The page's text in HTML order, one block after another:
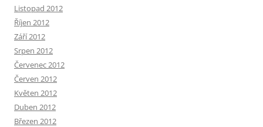
Listopad 2012
Říjen 2012
Září 2012
Srpen 2012
Červenec 2012
Červen 2012
Květen 2012
Duben 2012
Březen 2012